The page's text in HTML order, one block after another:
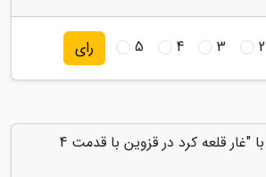
2
3
4
5 رای
دیدگاه های مرتبط با "غار قلعه کرد در قزوین با قدمت 4